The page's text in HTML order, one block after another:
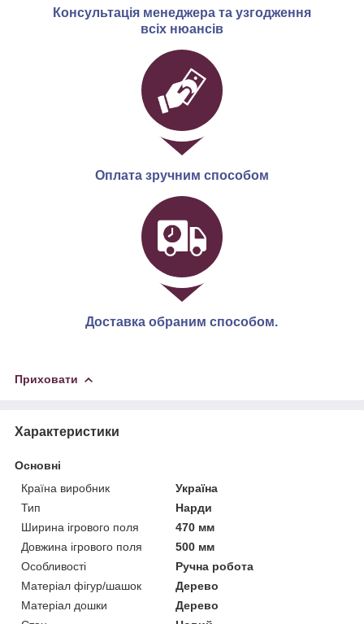
Консультація менеджера та узгодження
всіх нюансів
Оплата зручним способом
Доставка обраним способом.
Приховати
Характеристики
Основні
Країна виробник
Україна
Тип
Нарди
Ширина ігрового поля
470 мм
Довжина ігрового поля
500 мм
Особливості
Ручна робота
Матеріал фігур/шашок
Дерево
Матеріал дошки
Дерево